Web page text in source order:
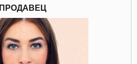
ПРОДАВЕЦ